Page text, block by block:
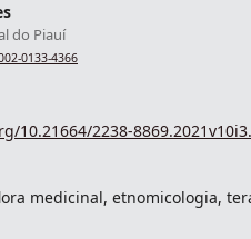
do Piauí
0133-4366
10.21664/2238-
medicinal, etnomicologia,